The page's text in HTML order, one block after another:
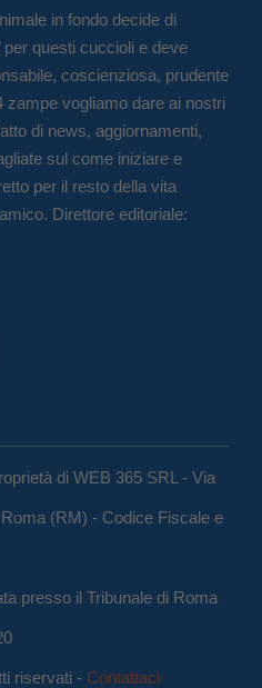
in fondo decide di
per questi cuccioli e deve
coscienziosa, prudente
zampe vogliamo dare ai nostri
di news, aggiornamenti,
sul come iniziare e
per il resto della vita
Direttore editoriale:
di WEB 365 SRL - Via
(RM) - Codice Fiscale e
presso il Tribunale di Roma
riservati - Contattaci